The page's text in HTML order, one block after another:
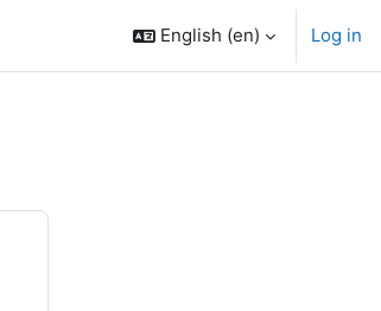
English ‎(en)‎ Log in